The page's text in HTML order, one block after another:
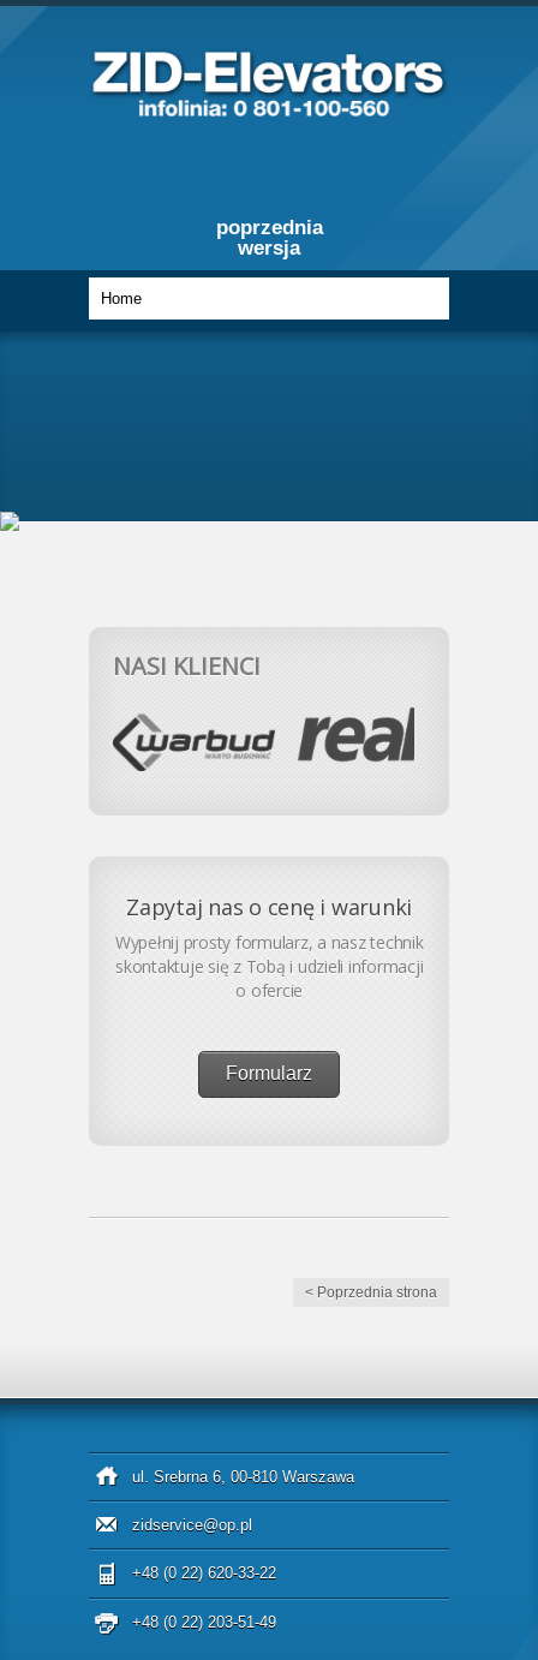
poprzednia
wersja
NASI KLIENCI
Zapytaj nas o cenę i warunki
Wypełnij prosty formularz, a nasz technik
skontaktuje się z Tobą i udzieli informacji
o ofercie
Formularz
< Poprzednia strona
ul. Srebrna 6, 00-810 Warszawa
zidservice@op.pl
+48 (0 22) 620-33-22
+48 (0 22) 203-51-49